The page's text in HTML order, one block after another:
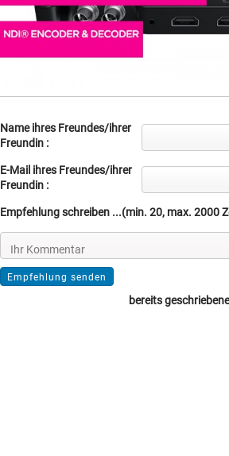
Name ihres Freundes/ihrer
Freundin :
E-Mail ihres Freundes/ihrer
Freundin :
Empfehlung schreiben ...(min. 20, max. 2000
bereits